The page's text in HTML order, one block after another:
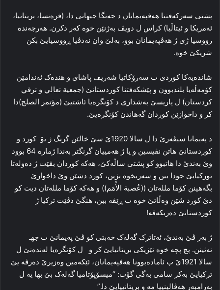
پشتی سەرکەفتنا هەڤپەیمانان د جەنگا جیهانی دا، (فرەنسا، بریتانیا،
ئەمریکا و ئیتاڵیا) کراس ل دویڤ بەژنێن خوە کەر دکرن. هەرچەندە
رووسیا ژی ژ هەڤپەیمانان بوو، بەلێ وان نەدڤیا ڕووسیایێ بکن
شریکێ خوە.
شاندەیەکا کوردی ب سەرۆکاتیا شەریف پاشای و هندەک ئەندامێن
کۆمەڵەیا بلندبوون و پێشکەفتنا کوردستانێ (جمعية تعالي و ترقي
كردستان) ل پاریسێ بەشداری د کۆنگرەیا ئاشتیێ (مؤتمر الصلح)دا
کر و داخوازێن کوردان گەهاندن کۆنگرەیێ.
د پەیمانا سیڤەرێ دا ل سالا 1920ێ سێ خالێن گرنگ ژ بۆ کورد و
کوردستانێ هاتن نڤیسین و یا ژ هەمییان گرنگتر بەندا ژمارە 64 بوود
وێ بەندێ دا هاتبوو کو پشتی ساڵەکێ، هەکە کوردان بڤێت ژ دەولەتا
تورکیایێ جودا ببن و سەربخوە بژین، کورد دشێن وێ داخوازێ
بگەهینن کۆما مللەتان ((عُصبة الأُمَم)) و هەکە کۆما مللەتان دیت کو
دێ کورد شێن وەڵاتێ خوە ب ڕێڤە ببن، هنگێ دڤێت ترکیا ژ
کوردستانێ دەربکەڤە!
ژ بەر ڤێ بەندێ، ئەتاترک گەلەک خەبتی کو ڤێ پەیمانێ ب جهـ
نەئینن. پچ پچە خوە نێزیکی بریتانیایێ کر و ل کۆنگرەیا لەندەنێ ل
سالا 1921ێ ب ئامادەبوونا هەڤپەیمانان، ئێکەمین وەزیرێ دەرڤە یێ
ترکیایێ بەکر سامی بەگی گۆت: “میسۆپۆتامیا گەلەک بێ بها یە ل
بەرامبەر هەڤالینییا مە و بریتانییایێ دا.”